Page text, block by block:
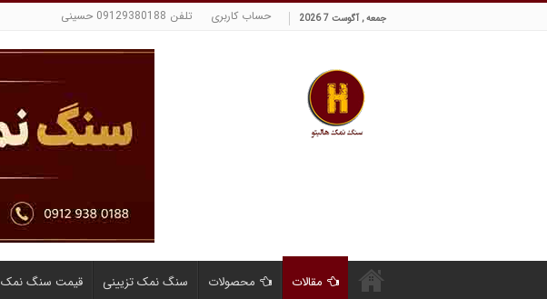
جمعه , آگوست 7 2026 حساب کاربری تلفن 09129380188 حسینی
مقالات محصولات سنگ نمک تزیینی قیمت سنگ نمک